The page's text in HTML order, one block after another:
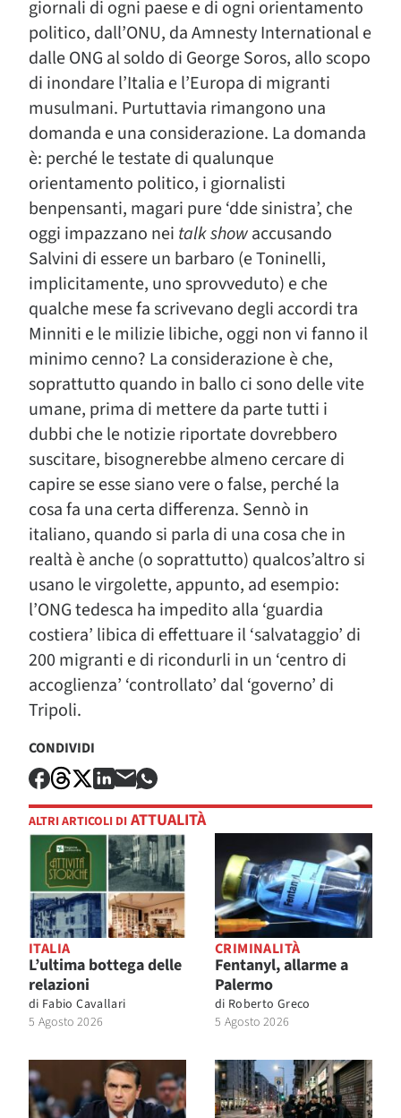
giornali di ogni paese e di ogni orientamento
politico, dall’ONU, da Amnesty International e
dalle ONG al soldo di George Soros, allo scopo
di inondare l’Italia e l’Europa di migranti
musulmani. Purtuttavia rimangono una
domanda e una considerazione. La domanda
è: perché le testate di qualunque
orientamento politico, i giornalisti
benpensanti, magari pure ‘dde sinistra’, che
oggi impazzano nei talk showaccusando
Salvini di essere un barbaro (e Toninelli,
implicitamente, uno sprovveduto) e che
qualche mese fa scrivevano degli accordi tra
Minniti e le milizie libiche, oggi non vi fanno il
minimo cenno? La considerazione è che,
soprattutto quando in ballo ci sono delle vite
umane, prima di mettere da parte tutti i
dubbi che le notizie riportate dovrebbero
suscitare, bisognerebbe almeno cercare di
capire se esse siano vere o false, perché la
cosa fa una certa differenza. Sennò in
italiano, quando si parla di una cosa che in
realtà è anche (o soprattutto) qualcos’altro si
usano le virgolette, appunto, ad esempio:
l’ONG tedesca ha impedito alla ‘guardia
costiera’ libica di effettuare il ‘salvataggio’ di
200 migranti e di ricondurli in un ‘centro di
accoglienza’ ‘controllato’ dal ‘governo’ di
Tripoli.
CONDIVIDI
ALTRI ARTICOLI DI ATTUALITÀ
ITALIA
L’ultima bottega delle
relazioni
di Fabio Cavallari
5 Agosto 2026
CRIMINALITÀ
Fentanyl, allarme a
Palermo
di Roberto Greco
5 Agosto 2026